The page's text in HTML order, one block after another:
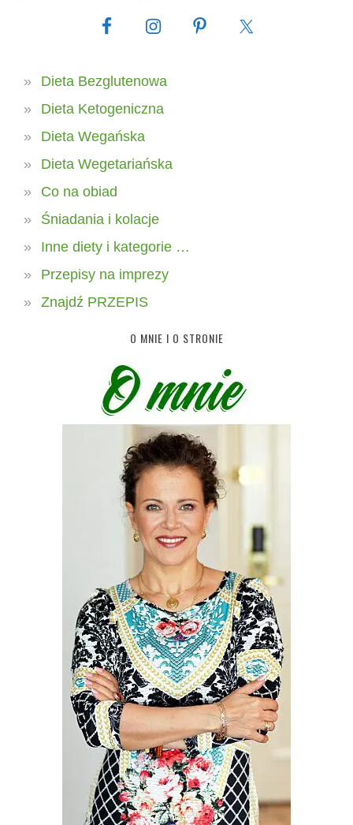
Dieta Bezglutenowa
Dieta Ketogeniczna
Dieta Wegańska
Dieta Wegetariańska
Co na obiad
Śniadania i kolacje
Inne diety i kategorie …
Przepisy na imprezy
Znajdź PRZEPIS
O MNIE I O STRONIE